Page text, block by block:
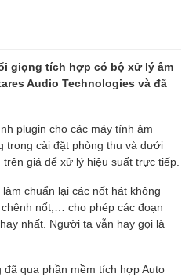
giọng tích hợp có bộ xử lý âm
Audio Technologies và đã
plugin cho các máy tính âm
trong cài đặt phòng thu và dưới
giá để xử lý hiệu suất trực tiếp.
chuẩn lại các nốt hát không
nốt,… cho phép các đoạn
nhất. Người ta vẫn hay gọi là
qua phần mềm tích hợp Auto